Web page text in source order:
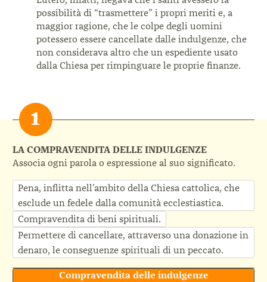
possibilità di “trasmettere” i propri meriti e, a
maggior ragione, che le colpe degli uomini
potessero essere cancellate dalle indulgenze, che
non considerava altro che un espediente usato
dalla Chiesa per rimpinguare le proprie finanze.
LA COMPRAVENDITA DELLE INDULGENZE
Associa ogni parola o espressione al suo significato.
Pena, inflitta nell’ambito della Chiesa cattolica, che
esclude un fedele dalla comunità ecclestiastica.
Compravendita di beni spirituali.
Permettere di cancellare, attraverso una donazione in
denaro, le conseguenze spirituali di un peccato.
Compravendita delle indulgenze